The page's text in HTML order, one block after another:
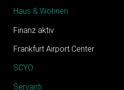
Haus & Wohnen
Finanz aktiv
Frankfurt Airport Center
SCYO
Servanti